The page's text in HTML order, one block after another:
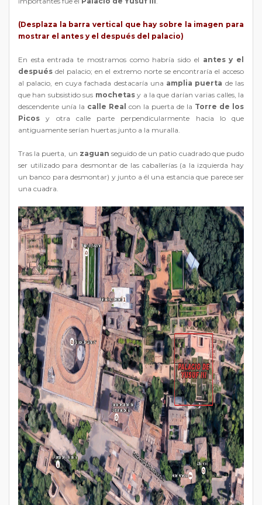
(Desplaza la barra vertical que hay sobre la imagen para
mostrar el antes y el después del palacio)
En esta entrada te mostramos como habría sido el antes y el
después del palacio; en el extremo norte se encontraría el acceso
al palacio, en cuya fachada destacaría una amplia puerta de las
que han subsistido sus mochetasy a la que darían varias calles, la
descendente unía la calle Real con la puerta de la Torre de los
Picos y otra calle parte perpendicularmente hacia lo que
antiguamente serían huertas junto a la muralla.
Tras la puerta, un zaguan seguido de un patio cuadrado que pudo
ser utilizado para desmontar de las caballerías (a la izquierda hay
un banco para desmontar) y junto a él una estancia que parece ser
una cuadra.